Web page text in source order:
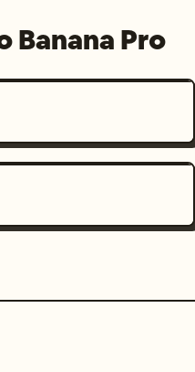
Banana Pro